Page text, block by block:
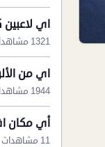
اي
1321 مشاهدات
اي من
1944 مشاهدات
أي مكان
11 مشاهدات